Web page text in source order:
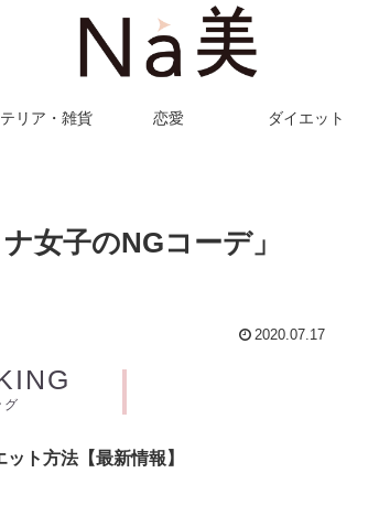
リア・雑貨 恋愛 ダイエット
女子のNGコーデ」
2020.07.17
グ
ト方法【最新情報】